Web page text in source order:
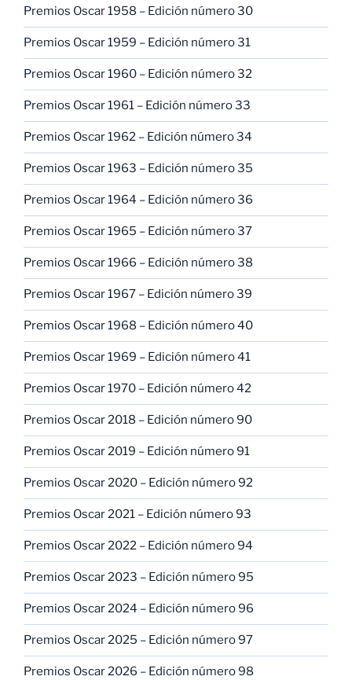
Premios Oscar 1958 – Edición número 30
Premios Oscar 1959 – Edición número 31
Premios Oscar 1960 – Edición número 32
Premios Oscar 1961 – Edición número 33
Premios Oscar 1962 – Edición número 34
Premios Oscar 1963 – Edición número 35
Premios Oscar 1964 – Edición número 36
Premios Oscar 1965 – Edición número 37
Premios Oscar 1966 – Edición número 38
Premios Oscar 1967 – Edición número 39
Premios Oscar 1968 – Edición número 40
Premios Oscar 1969 – Edición número 41
Premios Oscar 1970 – Edición número 42
Premios Oscar 2018 – Edición número 90
Premios Oscar 2019 – Edición número 91
Premios Oscar 2020 – Edición número 92
Premios Oscar 2021 – Edición número 93
Premios Oscar 2022 – Edición número 94
Premios Oscar 2023 – Edición número 95
Premios Oscar 2024 – Edición número 96
Premios Oscar 2025 – Edición número 97
Premios Oscar 2026 – Edición número 98